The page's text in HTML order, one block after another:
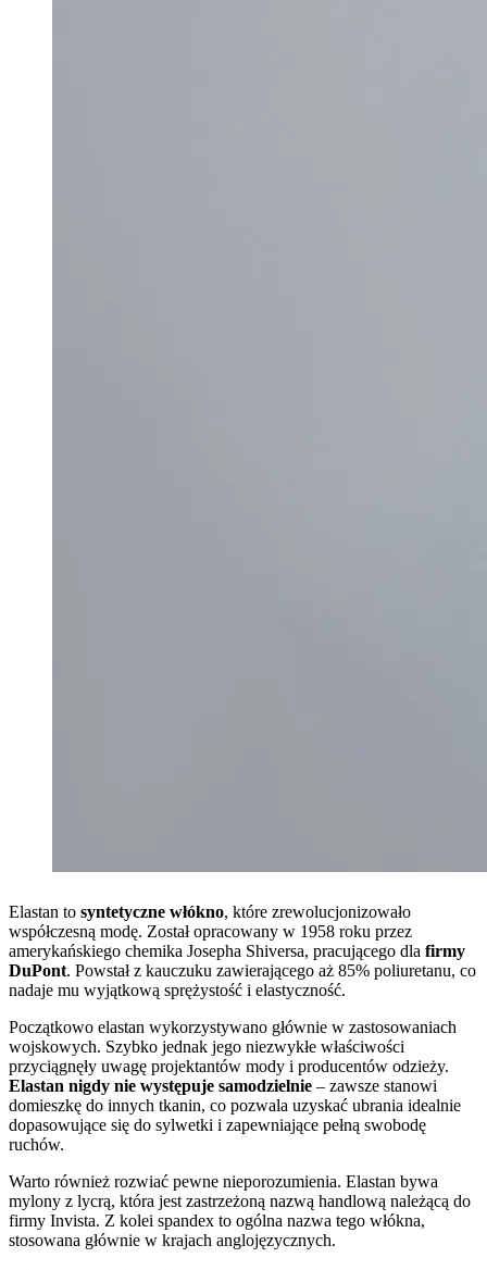
Elastan to syntetyczne włókno, które zrewolucjonizowało
współczesną modę. Został opracowany w 1958 roku przez
amerykańskiego chemika Josepha Shiversa, pracującego dla firmy
DuPont. Powstał z kauczuku zawierającego aż 85% poliuretanu, co
nadaje mu wyjątkową sprężystość i elastyczność.
Początkowo elastan wykorzystywano głównie w zastosowaniach
wojskowych. Szybko jednak jego niezwykłe właściwości
przyciągnęły uwagę projektantów mody i producentów odzieży.
Elastan nigdy nie występuje samodzielnie – zawsze stanowi
domieszkę do innych tkanin, co pozwala uzyskać ubrania idealnie
dopasowujące się do sylwetki i zapewniające pełną swobodę
ruchów.
Warto również rozwiać pewne nieporozumienia. Elastan bywa
mylony z lycrą, która jest zastrzeżoną nazwą handlową należącą do
firmy Invista. Z kolei spandex to ogólna nazwa tego włókna,
stosowana głównie w krajach anglojęzycznych.